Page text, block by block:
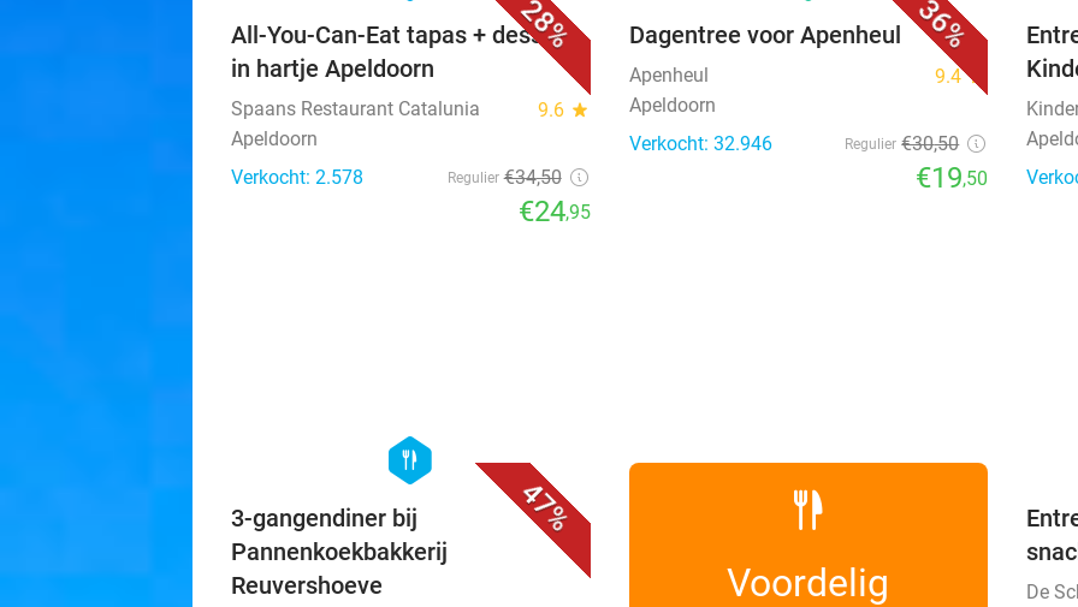
28%
All-You-Can-Eat tapas + dessert
in hartje Apeldoorn
Spaans Restaurant Catalunia 9.6 star
Apeldoorn
Verkocht: 2.578
Regulier €34,50
€24,95
36%
Dagentree voor Apenheul
Apenheul 9.4star
Apeldoorn
Verkocht: 32.946
Regulier €30,50
€19,50
47%
hexagon
food
3-gangendiner bij
Pannenkoekbakkerij
Reuvershoeve
Voordelig
De